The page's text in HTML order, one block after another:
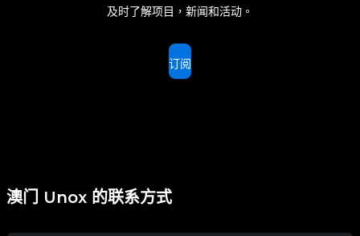
及时了解项目，新闻和活动。
订阅
澳门 Unox 的联系方式